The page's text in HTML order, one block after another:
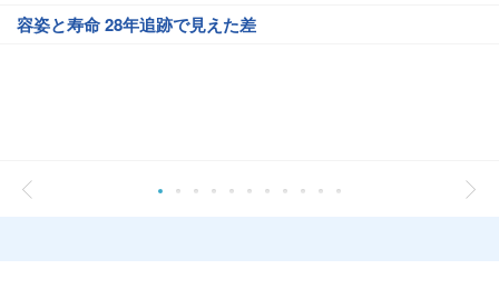
容姿と寿命 28年追跡で見えた差